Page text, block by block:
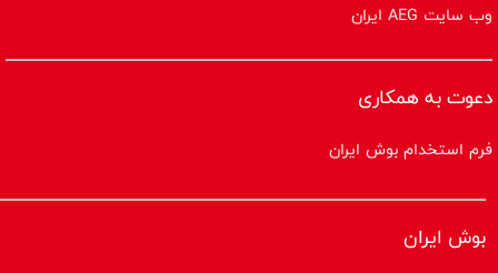
وب سایت AEG ایران
دعوت به همکاری
فرم استخدام بوش ایران
بوش ایران